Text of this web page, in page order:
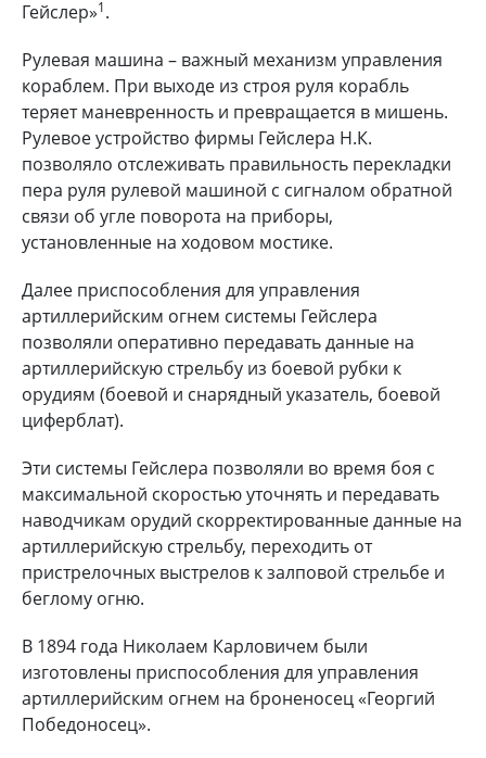
Гейслер»1.
Рулевая машина – важный механизм управления
кораблем. При выходе из строя руля корабль
теряет маневренность и превращается в мишень.
Рулевое устройство фирмы Гейслера Н.К.
позволяло отслеживать правильность перекладки
пера руля рулевой машиной с сигналом обратной
связи об угле поворота на приборы,
установленные на ходовом мостике.
Далее приспособления для управления
артиллерийским огнем системы Гейслера
позволяли оперативно передавать данные на
артиллерийскую стрельбу из боевой рубки к
орудиям (боевой и снарядный указатель, боевой
циферблат).
Эти системы Гейслера позволяли во время боя с
максимальной скоростью уточнять и передавать
наводчикам орудий скорректированные данные на
артиллерийскую стрельбу, переходить от
пристрелочных выстрелов к залповой стрельбе и
беглому огню.
В 1894 годa Николаем Карловичем были
изготовлены приспособления для управления
артиллерийским огнем на броненосец «Георгий
Победоносец».